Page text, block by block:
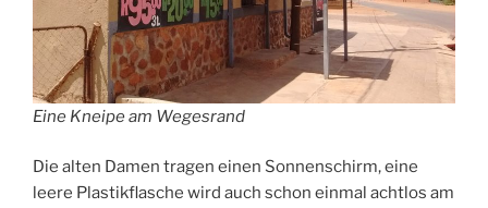
Eine Kneipe am Wegesrand
Die alten Damen tragen einen Sonnenschirm, eine
leere Plastikflasche wird auch schon einmal achtlos am